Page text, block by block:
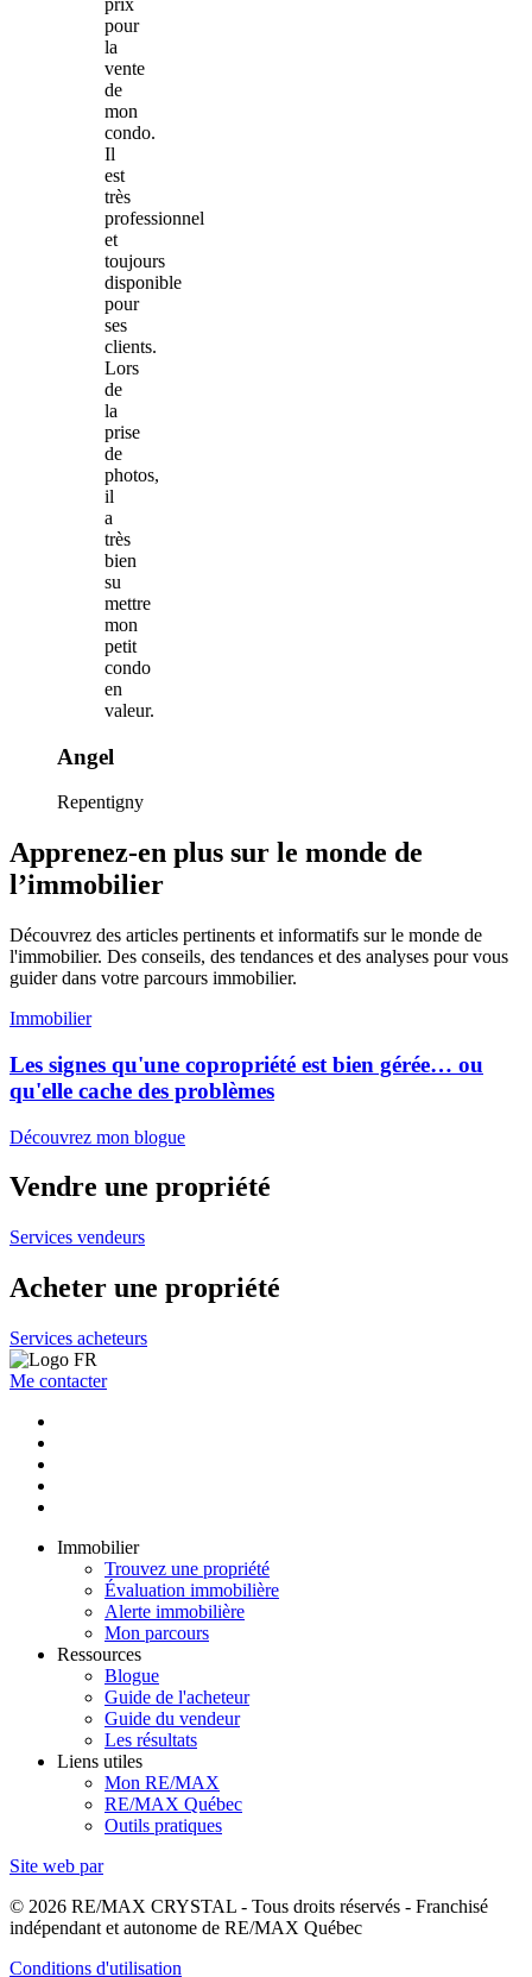
pour
la
vente
de
mon
condo.
Il
est
très
professionnel
et
toujours
disponible
pour
ses
clients.
Lors
de
la
prise
de
photos,
il
a
très
bien
su
mettre
mon
petit
condo
en
valeur.
Angel
Repentigny
Apprenez-en plus sur le monde de
l’immobilier
Découvrez des articles pertinents et informatifs sur le monde de
l'immobilier. Des conseils, des tendances et des analyses pour vous
guider dans votre parcours immobilier.
Immobilier
Les signes qu'une copropriété est bien gérée… ou
qu'elle cache des problèmes
Découvrez mon blogue
Vendre une propriété
Services vendeurs
Acheter une propriété
Services acheteurs
Me contacter
Immobilier
Trouvez une propriété
Évaluation immobilière
Alerte immobilière
Mon parcours
Ressources
Blogue
Guide de l'acheteur
Guide du vendeur
Les résultats
Liens utiles
Mon RE/MAX
RE/MAX Québec
Outils pratiques
Site web par
© 2026 RE/MAX CRYSTAL - Tous droits réservés - Franchisé
indépendant et autonome de RE/MAX Québec
Conditions d'utilisation